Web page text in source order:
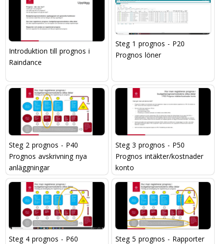
Introduktion till prognos i
Raindance
Steg 1 prognos - P20
Prognos löner
Steg 2 prognos - P40
Prognos avskrivning nya
anläggningar
Steg 3 prognos - P50
Prognos intäkter/kostnader
konto
Steg 4 prognos - P60
Steg 5 prognos - Rapporter